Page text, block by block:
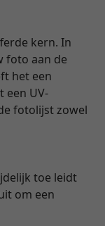
kern. In
foto aan de
het een
een UV-
fotolijst zowel
toe leidt
om een